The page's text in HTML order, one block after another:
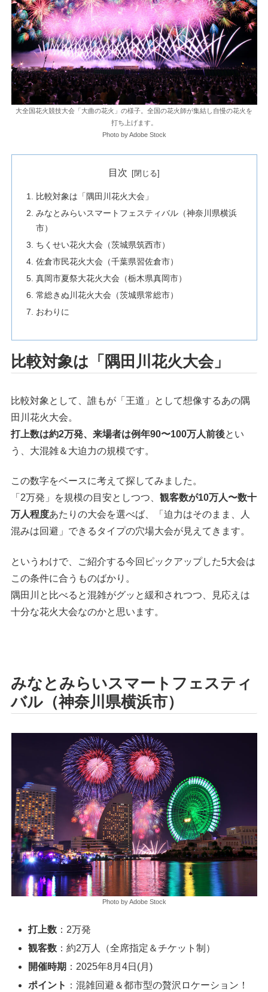
大全国花火競技大会「大曲の花火」の様子。全国の花火師が集結し自慢の花火を
打ち上げます。
Photo by Adobe Stock
目次
比較対象は「隅田川花火大会」
みなとみらいスマートフェスティバル（神奈川県横浜
市）
ちくせい花火大会（茨城県筑西市）
佐倉市民花火大会（千葉県習佐倉市）
真岡市夏祭大花火大会（栃木県真岡市）
常総きぬ川花火大会（茨城県常総市）
おわりに
比較対象は「隅田川花火大会」
比較対象として、誰もが「王道」として想像するあの隅
田川花火大会。
打上数は約2万発、来場者は例年90〜100万人前後とい
う、大混雑＆大迫力の規模です。
この数字をベースに考えて探してみました。
「2万発」を規模の目安としつつ、観客数が10万人〜数十
万人程度あたりの大会を選べば、「迫力はそのまま、人
混みは回避」できるタイプの穴場大会が見えてきます。
というわけで、ご紹介する今回ピックアップした5大会は
この条件に合うものばかり。
隅田川と比べると混雑がグッと緩和されつつ、見応えは
十分な花火大会なのかと思います。
みなとみらいスマートフェスティ
バル（神奈川県横浜市）
Photo by Adobe Stock
打上数 ：2万発
観客数 ：約2万人（全席指定＆チケット制）
開催時期 ：2025年8月4日(月)
ポイント ：混雑回避＆都市型の贅沢ロケーション！